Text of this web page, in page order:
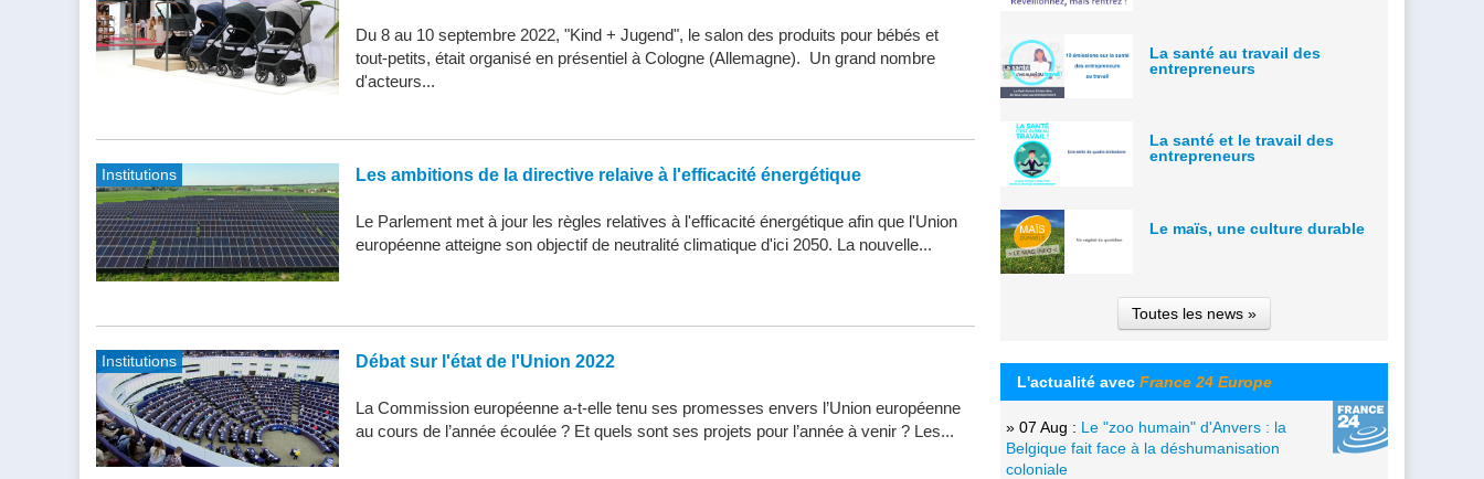
Du 8 au 10 septembre 2022, "Kind + Jugend", le salon des produits pour bébés et
tout-petits, était organisé en présentiel à Cologne (Allemagne). Un grand nombre
d'acteurs...
Institutions Les ambitions de la directive relaive à l'efficacité énergétique
Le Parlement met à jour les règles relatives à l'efficacité énergétique afin que l'Union
européenne atteigne son objectif de neutralité climatique d'ici 2050. La nouvelle...
Institutions Débat sur l'état de l'Union 2022
La Commission européenne a-t-elle tenu ses promesses envers l’Union européenne
au cours de l’année écoulée ? Et quels sont ses projets pour l’année à venir ? Les...
La santé au travail des
entrepreneurs
La santé et le travail des
entrepreneurs
Le maïs, une culture durable
Toutes les news »
L'actualité avec France 24 Europe
» 07 Aug : Le "zoo humain" d'Anvers : la
Belgique fait face à la déshumanisation
coloniale